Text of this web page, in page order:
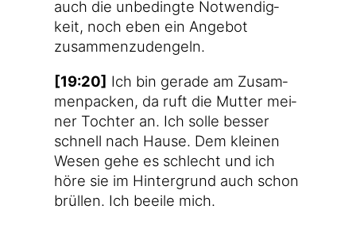
auch die unbe­ding­te Not­wen­dig­
keit, noch eben ein Ange­bot
zusammenzudengeln.
[19:20] Ich bin gera­de am Zusam­
men­pa­cken, da ruft die Mut­ter mei­
ner Toch­ter an. Ich sol­le bes­ser
schnell nach Hau­se. Dem klei­nen
Wesen gehe es schlecht und ich
höre sie im Hin­ter­grund auch schon
brül­len. Ich beei­le mich.